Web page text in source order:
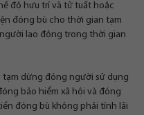
độ hưu trí và tử tuất hoặc
đóng bù cho thời gian tạm
lao động trong thời gian
tạm dừng đóng người sử dụng
bảo hiểm xã hội và đóng
đóng bù không phải tính lãi